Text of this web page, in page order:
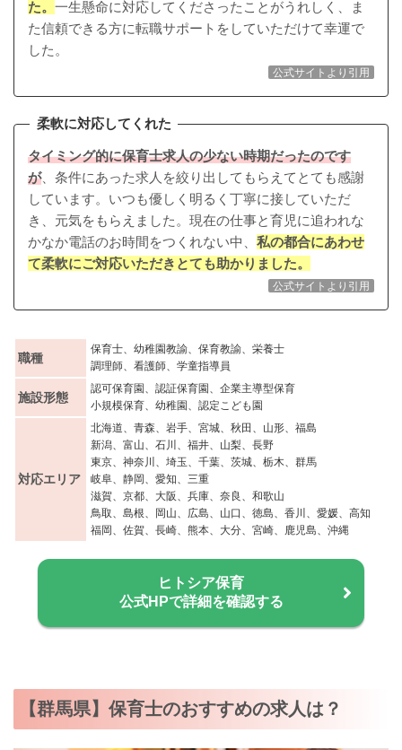
た。 一生懸命に対応してくださったことがうれしく、ま
た信頼できる方に転職サポートをしていただけて幸運で
した。
公式サイトより引用
柔軟に対応してくれた
タイミング的に保育士求人の少ない時期だったのです
が、条件にあった求人を絞り出してもらえてとても感謝
しています。いつも優しく明るく丁寧に接していただ
き、元気をもらえました。現在の仕事と育児に追われな
かなか電話のお時間をつくれない中、 私の都合にあわせ
て柔軟にご対応いただきとても助かりました。
公式サイトより引用
職種
保育士、幼稚園教諭、保育教諭、栄養士
調理師、看護師、学童指導員
施設形態
認可保育園、認証保育園、企業主導型保育
小規模保育、幼稚園、認定こども園
対応エリア
北海道、青森、岩手、宮城、秋田、山形、福島
新潟、富山、石川、福井、山梨、長野
東京、神奈川、埼玉、千葉、茨城、栃木、群馬
岐阜、静岡、愛知、三重
滋賀、京都、大阪、兵庫、奈良、和歌山
鳥取、島根、岡山、広島、山口、徳島、香川、愛媛、高知
福岡、佐賀、長崎、熊本、大分、宮崎、鹿児島、沖縄
ヒトシア保育
公式HPで詳細を確認する
【群馬県】保育士のおすすめの求人は？